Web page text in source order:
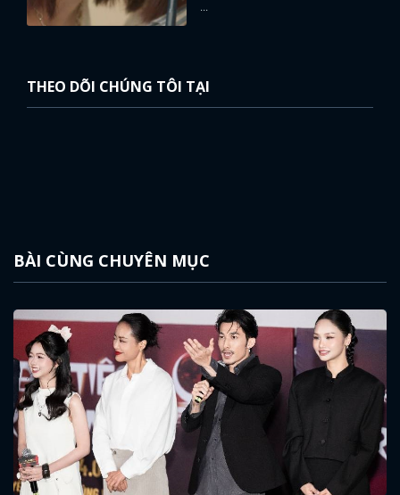
THEO DÕI CHÚNG TÔI TẠI
BÀI CÙNG CHUYÊN MỤC